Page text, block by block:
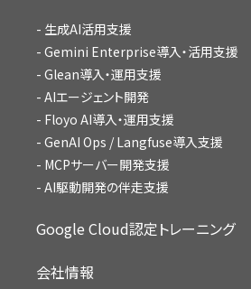
生成AI活用支援
Gemini Enterprise導入・活用支援
Glean導入・運用支援
AIエージェント開発
Floyo AI導入・運用支援
GenAI Ops / Langfuse導入支援
MCPサーバー開発支援
AI駆動開発の伴走支援
Google Cloud認定トレーニング
会社情報